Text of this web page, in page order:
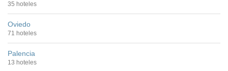
35 hoteles
Oviedo
71 hoteles
Palencia
13 hoteles